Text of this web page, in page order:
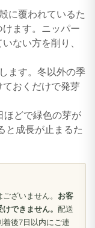
に覆われているた
ます。ニッパー
ない方を削り、
ます。冬以外の季
おくだけで発芽
ほどで緑色の芽が
成長が止まるた
ざいません。 お客
できません。 配送
後7日以内にご連